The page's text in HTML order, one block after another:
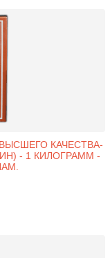
КАЧЕСТВА-
- 1 КИЛОГРАММ -